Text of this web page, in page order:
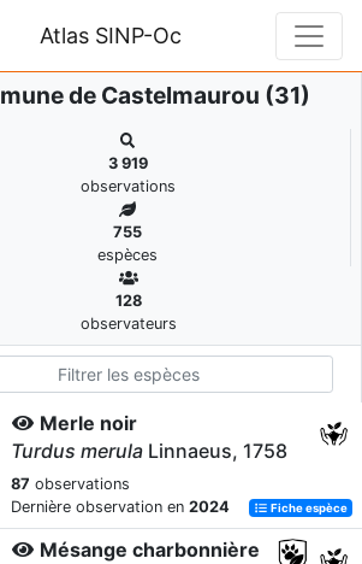
Atlas SINP-Oc
de Castelmaurou (31)
3 919
observations
755
espèces
128
observateurs
Merle noir
Turdus merula Linnaeus, 1758
87 observations
Dernière observation en 2024 Fiche espèce
Mésange charbonnière